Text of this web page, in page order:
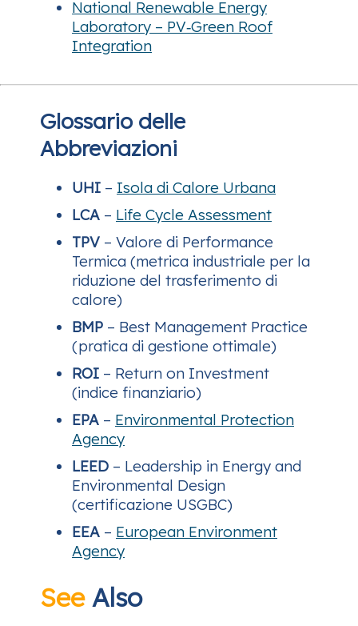
National Renewable Energy
Laboratory – PV‑Green Roof
Integration
Glossario delle
Abbreviazioni
UHI – Isola di Calore Urbana
LCA – Life Cycle Assessment
TPV – Valore di Performance
Termica (metrica industriale per la
riduzione del trasferimento di
calore)
BMP – Best Management Practice
(pratica di gestione ottimale)
ROI – Return on Investment
(indice finanziario)
EPA – Environmental Protection
Agency
LEED – Leadership in Energy and
Environmental Design
(certificazione USGBC)
EEA – European Environment
Agency
SeeAlso